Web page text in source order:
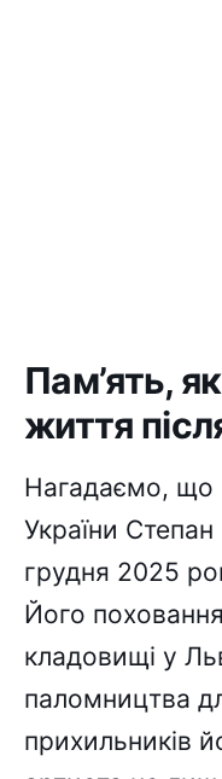
Пам’ять,
життя
Нагадаємо, що
України Степан
грудня 2025
Його
кладовищі у
паломництва
прихильників